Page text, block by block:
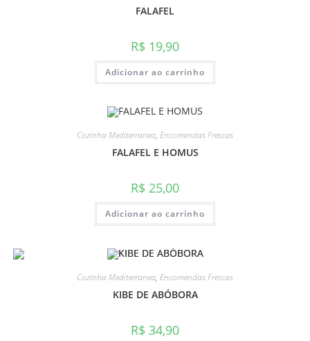
FALAFEL
R$ 19,90
Adicionar ao carrinho
Cozinha Mediterranea, Encomendas Frescas
FALAFEL E HOMUS
R$ 25,00
Adicionar ao carrinho
Cozinha Mediterranea, Encomendas Frescas
KIBE DE ABÓBORA
R$ 34,90